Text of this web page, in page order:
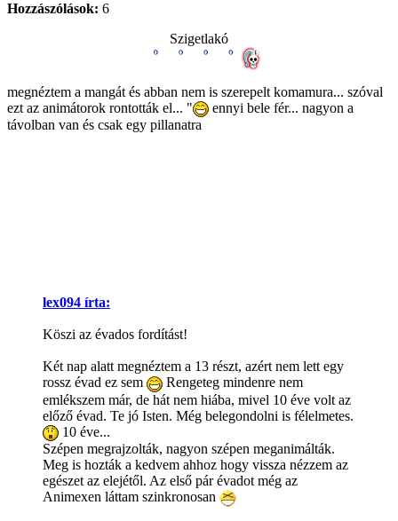
Hozzászólások: 6
Szigetlakó
megnéztem a mangát és abban nem is szerepelt komamura... szóval
ezt az animátorok rontották el... "
ennyi bele fér... nagyon a
távolban van és csak egy pillanatra
lex094 írta:
Köszi az évados fordítást!
Két nap alatt megnéztem a 13 részt, azért nem lett egy
rossz évad ez sem
Rengeteg mindenre nem
emlékszem már, de hát nem hiába, mivel 10 éve volt az
előző évad. Te jó Isten. Még belegondolni is félelmetes.
10 éve...
Szépen megrajzolták, nagyon szépen meganimálták.
Meg is hozták a kedvem ahhoz hogy vissza nézzem az
egészet az elejétől. Az első pár évadot még az
Animexen láttam szinkronosan